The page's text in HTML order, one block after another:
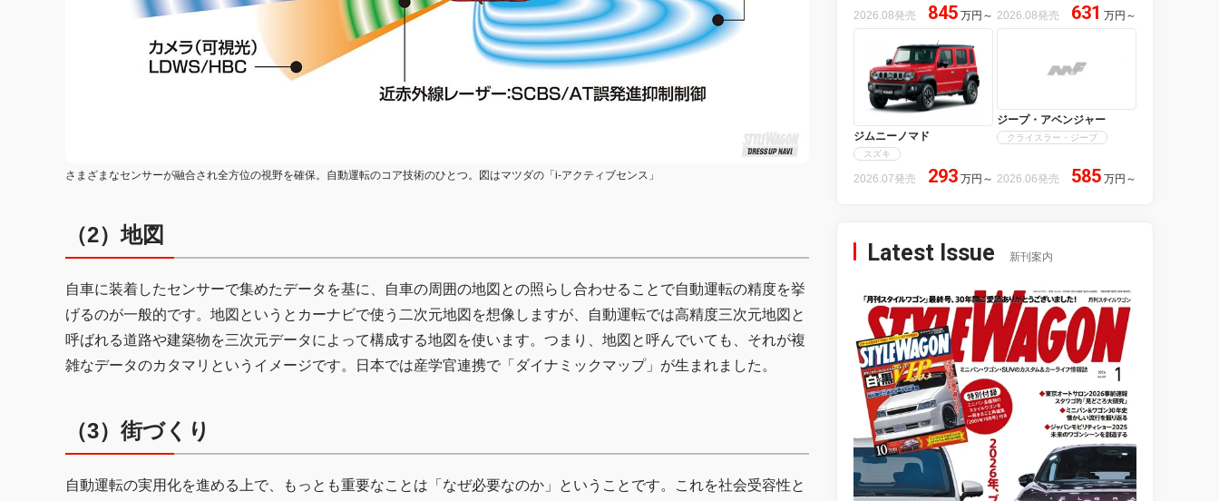
さまざまなセンサーが融合され全方位の視野を確保。自動運転のコア技術のひとつ。図はマツダの「i-アクティブセンス」
（2）地図
自車に装着したセンサーで集めたデータを基に、自車の周囲の地図との照らし合わせることで自動運転の精度を挙
げるのが一般的です。地図というとカーナビで使う二次元地図を想像しますが、自動運転では高精度三次元地図と
呼ばれる道路や建築物を三次元データによって構成する地図を使います。つまり、地図と呼んでいても、それが複
雑なデータのカタマリというイメージです。日本では産学官連携で「ダイナミックマップ」が生まれました。
（3）街づくり
自動運転の実用化を進める上で、もっとも重要なことは「なぜ必要なのか」ということです。これを社会受容性と
2026.08発売 845 万円 ～ 2026.08発売 631 万円 ～
ジムニーノマド
スズキ
2026.07発売 293 万円 ～
ジープ・アベンジャー
クライスラー・ジープ
2026.06発売 585 万円 ～
Latest Issue 新刊案内